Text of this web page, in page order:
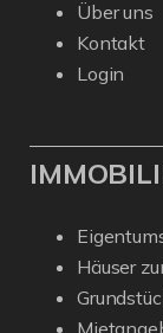
Über uns
Kontakt
Login
Häuser